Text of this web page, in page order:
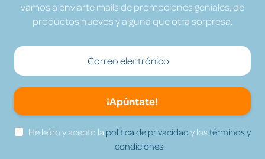
vamos a enviarte mails de promociones geniales, de
productos nuevos y alguna que otra sorpresa.
¡Apúntate!
He leído y acepto la política de privacidad y lostérminos y
condiciones.